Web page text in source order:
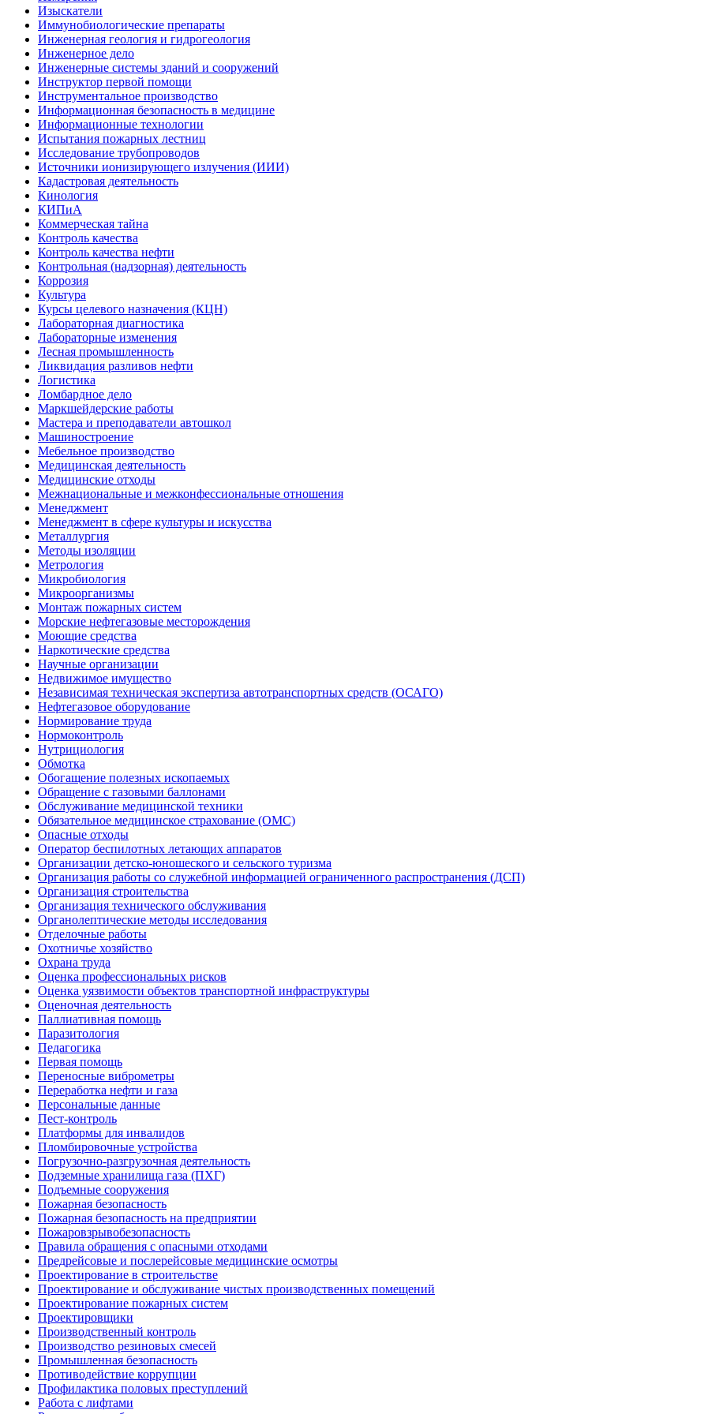
Изыскатели
Иммунобиологические препараты
Инженерная геология и гидрогеология
Инженерное дело
Инженерные системы зданий и сооружений
Инструктор первой помощи
Инструментальное производство
Информационная безопасность в медицине
Информационные технологии
Испытания пожарных лестниц
Исследование трубопроводов
Источники ионизирующего излучения (ИИИ)
Кадастровая деятельность
Кинология
КИПиА
Коммерческая тайна
Контроль качества
Контроль качества нефти
Контрольная (надзорная) деятельность
Коррозия
Культура
Курсы целевого назначения (КЦН)
Лабораторная диагностика
Лабораторные изменения
Лесная промышленность
Ликвидация разливов нефти
Логистика
Ломбардное дело
Маркшейдерские работы
Мастера и преподаватели автошкол
Машиностроение
Мебельное производство
Медицинская деятельность
Медицинские отходы
Межнациональные и межконфессиональные отношения
Менеджмент
Менеджмент в сфере культуры и искусства
Металлургия
Методы изоляции
Метрология
Микробиология
Микроорганизмы
Монтаж пожарных систем
Морские нефтегазовые месторождения
Моющие средства
Наркотические средства
Научные организации
Недвижимое имущество
Независимая техническая экспертиза автотранспортных средств (ОСАГО)
Нефтегазовое оборудование
Нормирование труда
Нормоконтроль
Нутрициология
Обмотка
Обогащение полезных ископаемых
Обращение с газовыми баллонами
Обслуживание медицинской техники
Обязательное медицинское страхование (ОМС)
Опасные отходы
Оператор беспилотных летающих аппаратов
Организации детско-юношеского и сельского туризма
Организация работы со служебной информацией ограниченного распространения (ДСП)
Организация строительства
Организация технического обслуживания
Органолептические методы исследования
Отделочные работы
Охотничье хозяйство
Охрана труда
Оценка профессиональных рисков
Оценка уязвимости объектов транспортной инфраструктуры
Оценочная деятельность
Паллиативная помощь
Паразитология
Педагогика
Первая помощь
Переносные виброметры
Переработка нефти и газа
Персональные данные
Пест-контроль
Платформы для инвалидов
Пломбировочные устройства
Погрузочно-разгрузочная деятельность
Подземные хранилища газа (ПХГ)
Подъемные сооружения
Пожарная безопасность
Пожарная безопасность на предприятии
Пожаровзрывобезопасность
Правила обращения с опасными отходами
Предрейсовые и послерейсовые медицинские осмотры
Проектирование в строительстве
Проектирование и обслуживание чистых производственных помещений
Проектирование пожарных систем
Проектировщики
Производственный контроль
Производство резиновых смесей
Промышленная безопасность
Противодействие коррупции
Профилактика половых преступлений
Работа с лифтами